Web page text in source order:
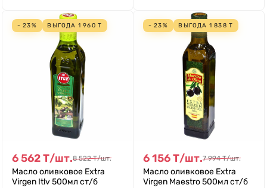
- 23% ВЫГОДА 1 960 Т
6 562Т/шт.8 522 Т/шт.
Масло оливковое Extra
Virgen Itlv 500мл ст/б
- 23% ВЫГОДА 1 838 Т
6 156Т/шт.7 994 Т/шт.
Масло оливковое Extra
Virgen Maestro 500мл ст/б